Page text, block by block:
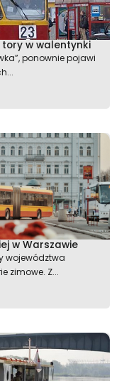
tory w walentynki
ponownie pojawi
w Warszawie
województwa
zimowe. Z...